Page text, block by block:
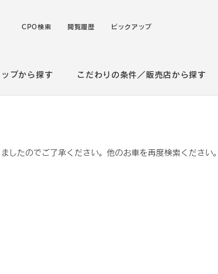
CPO検索 閲覧履歴 ピックアップ
プから探す こだわりの条件／販売店から探す
したのでご了承ください。他のお車を再度検索ください